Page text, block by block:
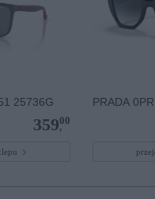
25736G
359,
00
PRADA